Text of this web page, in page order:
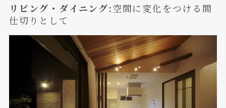
リビング・ダイニング:空間に変化をつける間
仕切りとして